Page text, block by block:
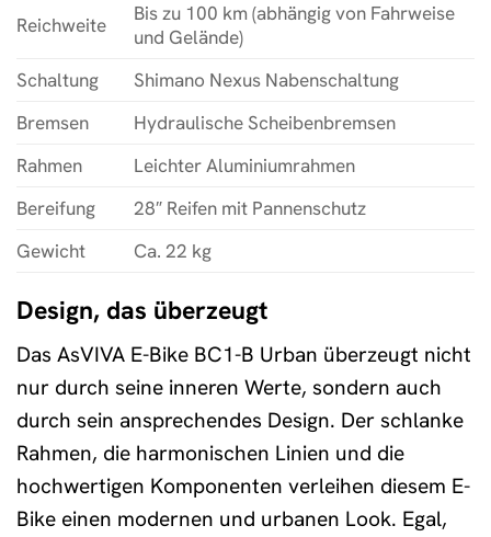
Reichweite
Bis zu 100 km (abhängig von Fahrweise
und Gelände)
Schaltung
Shimano Nexus Nabenschaltung
Bremsen
Hydraulische Scheibenbremsen
Rahmen
Leichter Aluminiumrahmen
Bereifung
28″ Reifen mit Pannenschutz
Gewicht
Ca. 22 kg
Design, das überzeugt
Das AsVIVA E-Bike BC1-B Urban überzeugt nicht
nur durch seine inneren Werte, sondern auch
durch sein ansprechendes Design. Der schlanke
Rahmen, die harmonischen Linien und die
hochwertigen Komponenten verleihen diesem E-
Bike einen modernen und urbanen Look. Egal,